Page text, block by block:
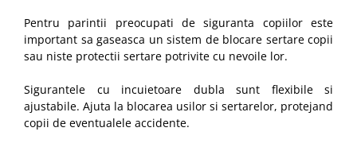
Pentru parintii preocupati de siguranta copiilor este
important sa gaseasca un sistem de blocare sertare copii
sau niste protectii sertare potrivite cu nevoile lor.
Sigurantele cu incuietoare dubla sunt flexibile si
ajustabile. Ajuta la blocarea usilor si sertarelor, protejand
copii de eventualele accidente.